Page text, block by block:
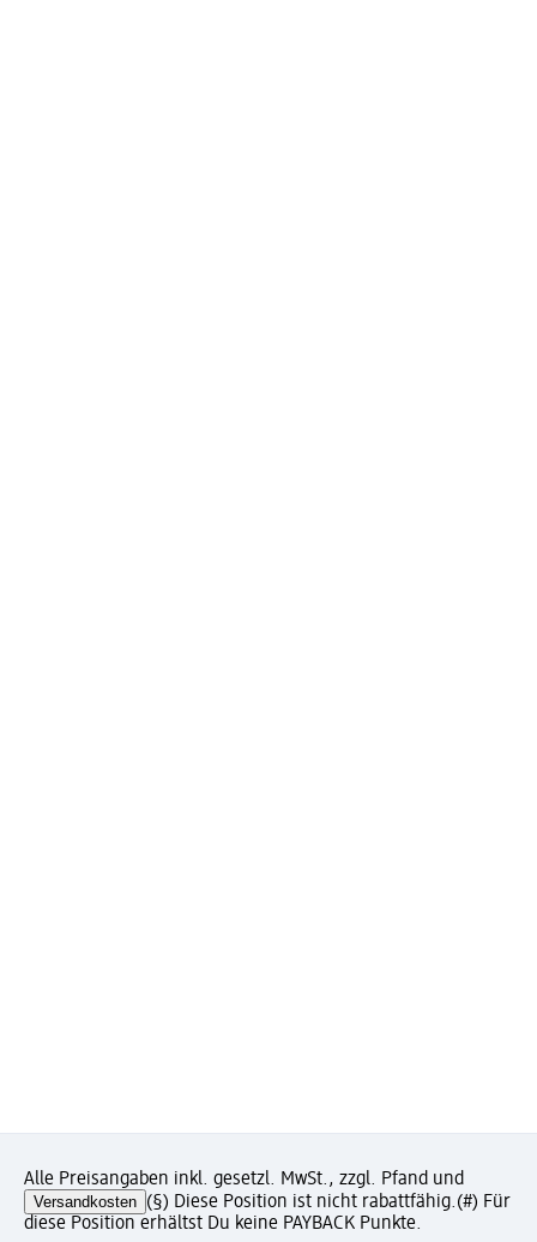
Alle Preisangaben inkl. gesetzl. MwSt., zzgl. Pfand und
Versandkosten (§) Diese Position ist nicht rabattfähig.(#) Für
diese Position erhältst Du keine PAYBACK Punkte.